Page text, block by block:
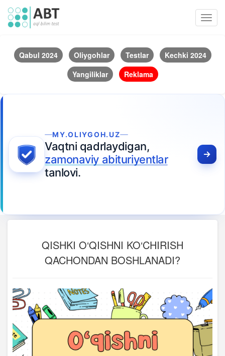
Qabul 2024 Oliygohlar Testlar
Kechki 2024
Yangiliklar
Reklama
MY.OLIYGOH.UZ
Vaqtni qadrlaydigan,
zamonaviy abituriyentlar
tanlovi.
QISHKI O‘QISHNI KO‘CHIRISH
QACHONDAN BOSHLANADI?